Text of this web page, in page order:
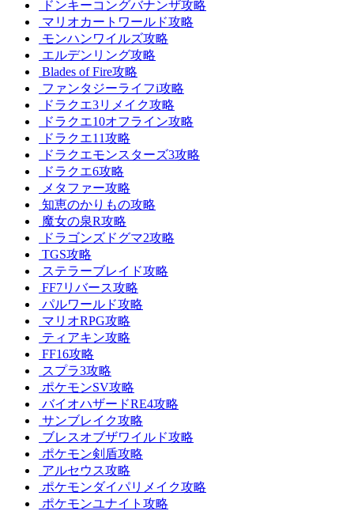
ドンキーコングバナンザ攻略
マリオカートワールド攻略
モンハンワイルズ攻略
エルデンリング攻略
Blades of Fire攻略
ファンタジーライフi攻略
ドラクエ3リメイク攻略
ドラクエ10オフライン攻略
ドラクエ11攻略
ドラクエモンスターズ3攻略
ドラクエ6攻略
メタファー攻略
知恵のかりもの攻略
魔女の泉R攻略
ドラゴンズドグマ2攻略
TGS攻略
ステラーブレイド攻略
FF7リバース攻略
パルワールド攻略
マリオRPG攻略
ティアキン攻略
FF16攻略
スプラ3攻略
ポケモンSV攻略
バイオハザードRE4攻略
サンブレイク攻略
ブレスオブザワイルド攻略
ポケモン剣盾攻略
アルセウス攻略
ポケモンダイパリメイク攻略
ポケモンユナイト攻略